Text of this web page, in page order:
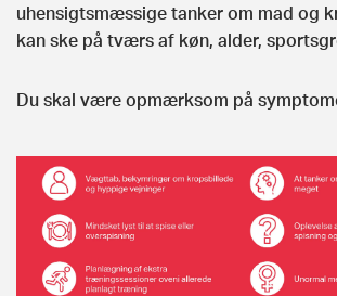
uhensigtsmæssige tanker om mad og
kan ske på tværs af køn, alder,
Du skal være opmærksom på